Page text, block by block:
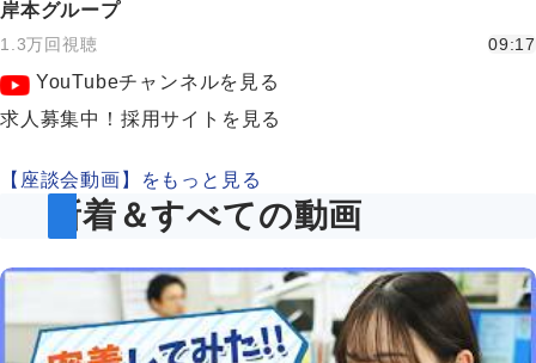
岸本グループ
1.3万回視聴 09:17
YouTubeチャンネルを見る
求人募集中！採用サイトを見る
【座談会動画】をもっと見る
新着＆すべての動画